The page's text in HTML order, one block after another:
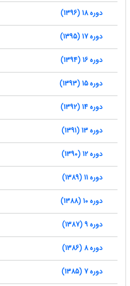
دوره 18 (1396)
دوره 17 (1395)
دوره 16 (1394)
دوره 15 (1393)
دوره 14 (1392)
دوره 13 (1391)
دوره 12 (1390)
دوره 11 (1389)
دوره 10 (1388)
دوره 9 (1387)
دوره 8 (1386)
دوره 7 (1385)